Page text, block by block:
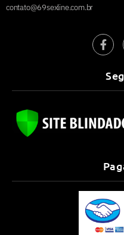
contato@69sexline.com.br